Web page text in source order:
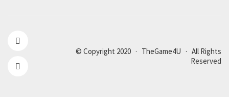
© Copyright 2020 · TheGame4U · All Rights
Reserved